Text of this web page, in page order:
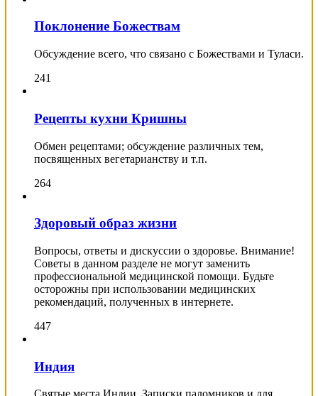
Поклонение Божествам
Обсуждение всего, что связано с Божествами и Туласи.
241
Рецепты кухни Кришны
Обмен рецептами; обсуждение различных тем,
посвященных вегетарианству и т.п.
264
Здоровый образ жизни
Вопросы, ответы и дискуссии о здоровье. Внимание!
Советы в данном разделе не могут заменить
профессиональной медицинской помощи. Будьте
осторожны при использовании медицинских
рекомендаций, полученных в интернете.
447
Индия